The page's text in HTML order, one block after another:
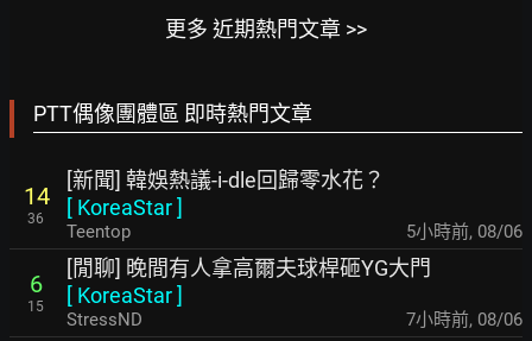
更多 近期熱門文章 >>
PTT偶像團體區 即時熱門文章
14
36
[新聞] 韓娛熱議-i-dle回歸零水花？
[ KoreaStar]
Teentop 5小時前, 08/06
6
15
[閒聊] 晚間有人拿高爾夫球桿砸YG大門
[ KoreaStar]
StressND 7小時前, 08/06